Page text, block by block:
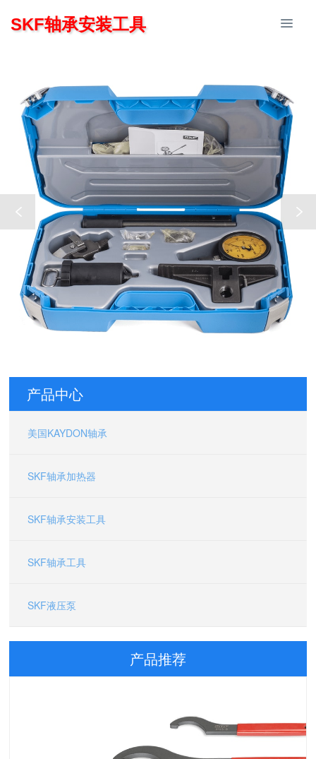
SKF轴承安装工具
产品中心
美国KAYDON轴承
SKF轴承加热器
SKF轴承安装工具
SKF轴承工具
SKF液压泵
产品推荐